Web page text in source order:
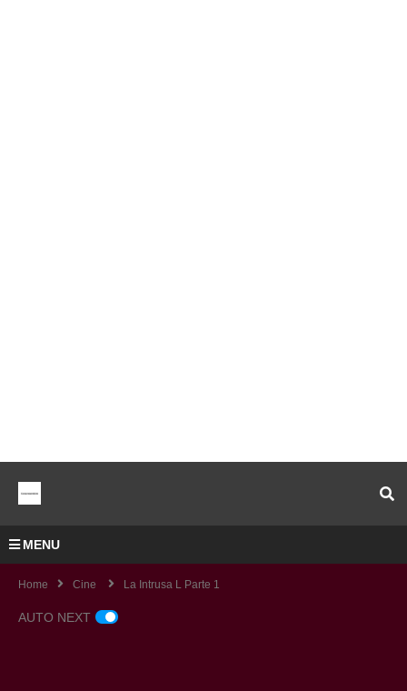
MENU
Home Cine La Intrusa L Parte 1
AUTO NEXT